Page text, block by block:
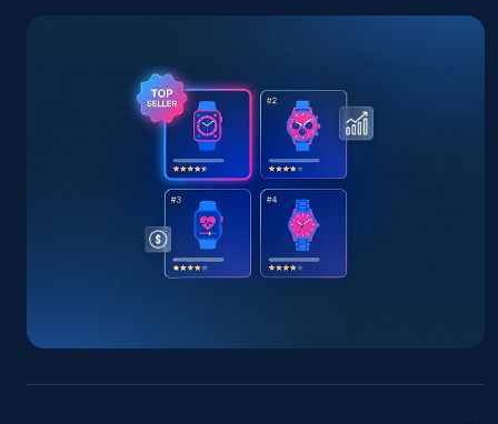
eBay - Gather data on products using
specified keywords
URL, Product id, Title, Seller name, Seller rating,
Seller reviews, Breadcrumbs, Root category, and
359+ Jetzt anfangen